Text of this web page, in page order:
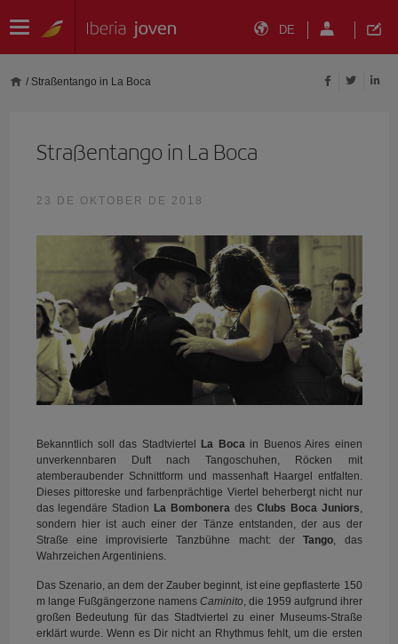
DE
/ Straßentango in La Boca
Straßentango in La Boca
23 DE OKTOBER DE 2018
Bekanntlich soll das Stadtviertel La Bocain Buenos Aires einen
unverkennbaren Duft nach Tangoschuhen, Röcken mit
atemberaubender Schnittform und massenhaft Haargel entfalten.
Dieses pittoreske und farbenprächtige Viertel beherbergt nicht nur
das legendäre Stadion La Bombonera des Clubs Boca Juniors,
sondern hier ist auch einer der Tänze entstanden, der aus der
Straße eine improvisierte Tanzbühne macht: derTango, das
Wahrzeichen Argentiniens.
Das Szenario, an dem der Zauber beginnt, ist eine gepflasterte 150
m lange Fußgängerzone namensCaminito, die 1959 aufgrund ihrer
großen Bedeutung für das Stadtviertel zu einer Museums-Straße
erklärt wurde. Wenn es Dir nicht an Rhythmus fehlt, um die ersten